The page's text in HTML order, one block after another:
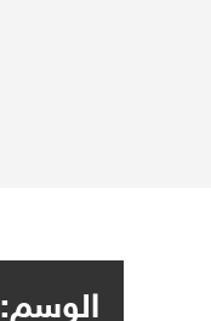
الوسم: